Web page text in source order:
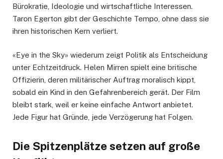
Bürokratie, Ideologie und wirtschaftliche Interessen.
Taron Egerton gibt der Geschichte Tempo, ohne dass sie
ihren historischen Kern verliert.
«Eye in the Sky» wiederum zeigt Politik als Entscheidung
unter Echtzeitdruck. Helen Mirren spielt eine britische
Offizierin, deren militärischer Auftrag moralisch kippt,
sobald ein Kind in den Gefahrenbereich gerät. Der Film
bleibt stark, weil er keine einfache Antwort anbietet.
Jede Figur hat Gründe, jede Verzögerung hat Folgen.
Die Spitzenplätze setzen auf große